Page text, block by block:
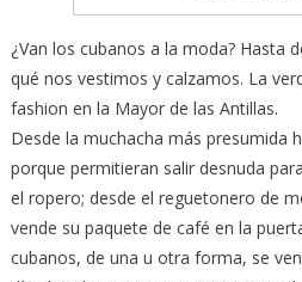
¿Van los cubanos a la moda? Hasta
qué nos vestimos y calzamos. La
fashion en la Mayor de las Antillas.
Desde la muchacha más presumida
porque permitieran salir desnuda
el ropero; desde el reguetonero de
vende su paquete de café en la
cubanos, de una u otra forma, se